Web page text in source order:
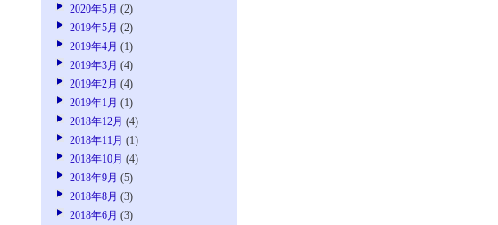
2020年5月 (2)
2019年5月 (2)
2019年4月 (1)
2019年3月 (4)
2019年2月 (4)
2019年1月 (1)
2018年12月 (4)
2018年11月 (1)
2018年10月 (4)
2018年9月 (5)
2018年8月 (3)
2018年6月 (3)